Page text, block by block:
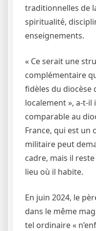
traditionnelles de
spiritualité,
enseignements.
« Ce serait une
complémentaire
fidèles du diocèse
localement », a-t-il
comparable au
France, qui est un
militaire peut
cadre, mais il
lieu où il habite.
En juin 2024, le
dans le même
tel ordinaire «